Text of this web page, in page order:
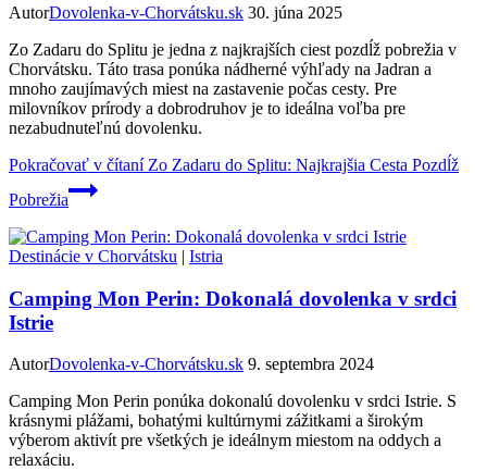
AutorDovolenka-v-Chorvátsku.sk 30. júna 2025
Zo Zadaru do Splitu je jedna z najkrajších ciest pozdĺž pobrežia v
Chorvátsku. Táto trasa ponúka nádherné výhľady na Jadran a
mnoho zaujímavých miest na zastavenie počas cesty. Pre
milovníkov prírody a dobrodruhov je to ideálna voľba pre
nezabudnuteľnú dovolenku.
Pokračovať v čítaníZo Zadaru do Splitu: Najkrajšia Cesta Pozdĺž
Pobrežia
Destinácie v Chorvátsku | Istria
Camping Mon Perin: Dokonalá dovolenka v srdci
Istrie
AutorDovolenka-v-Chorvátsku.sk 9. septembra 2024
Camping Mon Perin ponúka dokonalú dovolenku v srdci Istrie. S
krásnymi plážami, bohatými kultúrnymi zážitkami a širokým
výberom aktivít pre všetkých je ideálnym miestom na oddych a
relaxáciu.